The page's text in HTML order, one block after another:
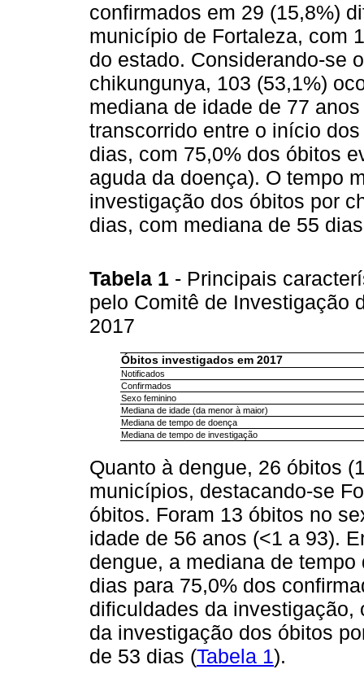
confirmados em 29 (15,8%)
município de Fortaleza, com
do estado. Considerando-se
chikungunya, 103 (53,1%)
mediana de idade de 77
transcorrido entre o início
dias, com 75,0% dos óbitos
aguda da doença). O tempo
investigação dos óbitos por
dias, com mediana de 55
Tabela 1 - Principais
pelo Comitê de Investigação
2017
Óbitos investigados em 2017
Notificados
Confirmados
Sexo feminino
Mediana de idade (da menor à maior)
Mediana de tempo de doença
Mediana de tempo de investigação
Quanto à dengue, 26 óbitos
municípios, destacando-se
óbitos. Foram 13 óbitos no
idade de 56 anos (<1 a 93).
dengue, a mediana de
dias para 75,0% dos
dificuldades da investigação,
da investigação dos óbitos
de 53 dias (Tabela 1).